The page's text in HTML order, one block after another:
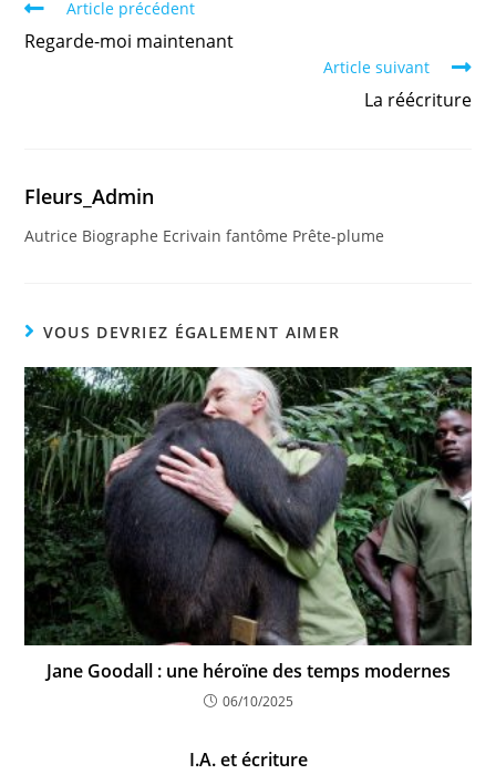
Article précédent
Regarde-moi maintenant
Article suivant
La réécriture
Fleurs_Admin
Autrice Biographe Ecrivain fantôme Prête-plume
VOUS DEVRIEZ ÉGALEMENT AIMER
Jane Goodall : une héroïne des temps modernes
06/10/2025
I.A. et écriture